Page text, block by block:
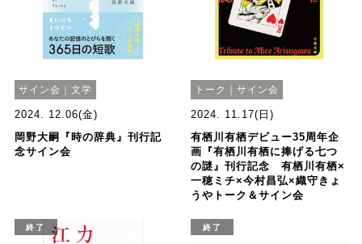
サイン会｜文学
2024. 12.06(金)
岡野大嗣『時の辞典』刊行記
念サイン会
トーク｜サイン会
2024. 11.17(日)
有栖川有栖デビュー35周年企
画『有栖川有栖に捧げる七つ
の謎』刊行記念 有栖川有栖×
一穂ミチ×今村昌弘×織守きょ
うやトーク＆サイン会
終了 終了